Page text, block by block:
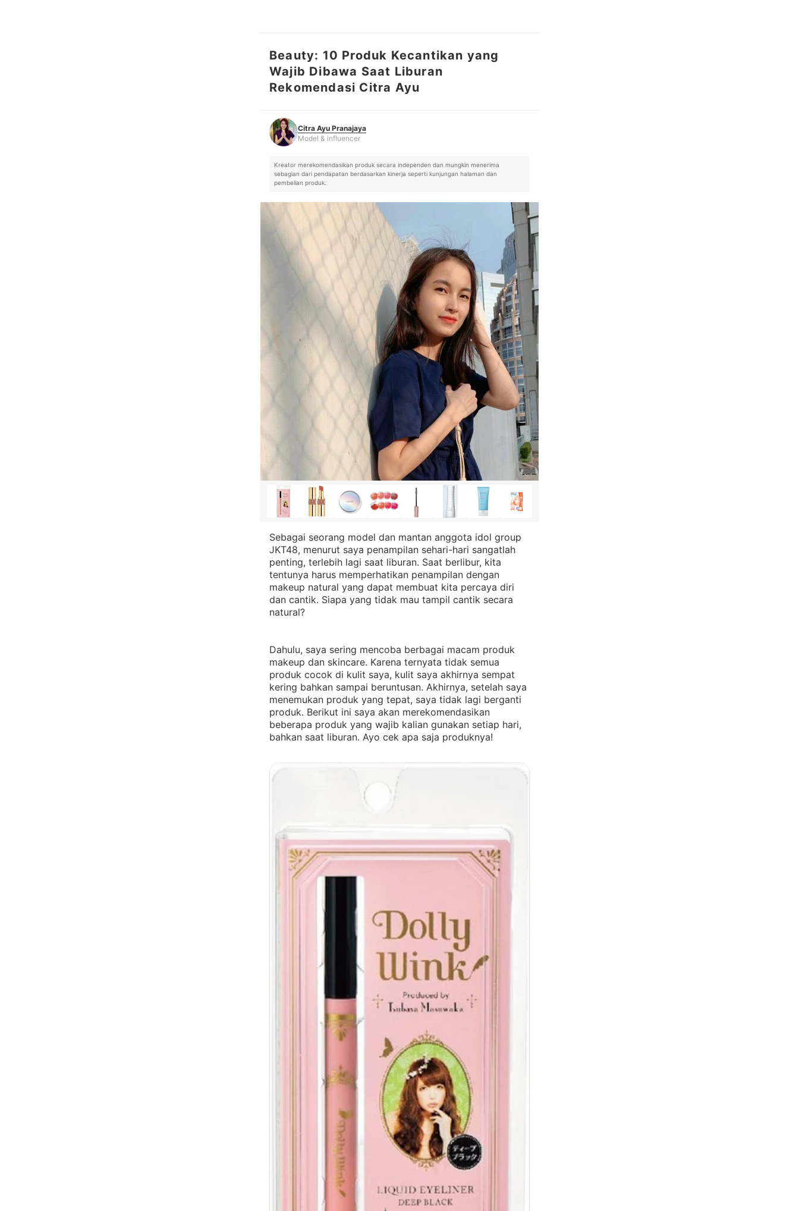
Citra Ayu Pranajaya
Model & influencer
Beauty: 10 Produk Kecantikan yang
Wajib Dibawa Saat Liburan
Rekomendasi Citra Ayu
Citra Ayu Pranajaya
Model & influencer
Kreator merekomendasikan produk secara independen dan mungkin menerima
sebagian dari pendapatan berdasarkan kinerja seperti kunjungan halaman dan
pembelian produk.
Sebagai seorang model dan mantan anggota idol group
JKT48, menurut saya penampilan sehari-hari sangatlah
penting, terlebih lagi saat liburan. Saat berlibur, kita
tentunya harus memperhatikan penampilan dengan
makeup natural yang dapat membuat kita percaya diri
dan cantik. Siapa yang tidak mau tampil cantik secara
natural?
Dahulu, saya sering mencoba berbagai macam produk
makeup dan skincare. Karena ternyata tidak semua
produk cocok di kulit saya, kulit saya akhirnya sempat
kering bahkan sampai beruntusan. Akhirnya, setelah saya
menemukan produk yang tepat, saya tidak lagi berganti
produk. Berikut ini saya akan merekomendasikan
beberapa produk yang wajib kalian gunakan setiap hari,
bahkan saat liburan. Ayo cek apa saja produknya!